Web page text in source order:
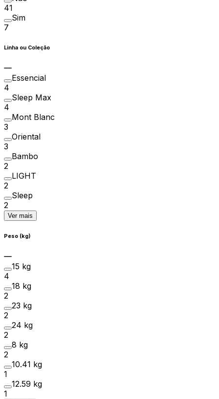
41
Sim
7
Linha ou Coleção
Essencial
4
Sleep Max
4
Mont Blanc
3
Oriental
3
Bambo
2
LIGHT
2
Sleep
2
Ver mais
Peso (kg)
15 kg
4
18 kg
2
23 kg
2
24 kg
2
8 kg
2
10.41 kg
1
12.59 kg
1